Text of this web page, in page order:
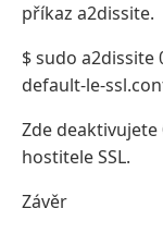
příkaz a2dissite.
$ sudo a2dissite
default-le-
Zde
hostitele SSL.
Závěr